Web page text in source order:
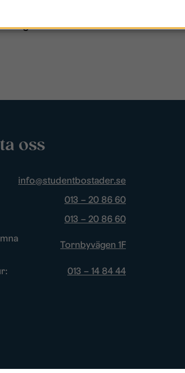
register?
oss
info@studentbostader.se
013 – 20 86 60
013 – 20 86 60
Tornbyvägen 1F
013 – 14 84 44